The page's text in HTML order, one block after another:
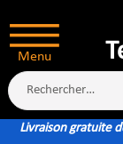
Menu
Livraison gratuite